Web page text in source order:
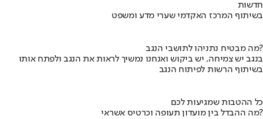
חדשות
בשיתוף המרכז האקדמי שערי מדע ומשפט
מה מבטיח נתניהו לתושבי הנגב?
בנגב יש צמיחה, יש ביקוש ואנחנו נמשיך לראות את הנגב ולפתח אותו
בשיתוף הרשות לפיתוח הנגב
כל ההטבות שמגיעות לכם
מה ההבדל בין מועדון תעופה וכרטיס אשראי?